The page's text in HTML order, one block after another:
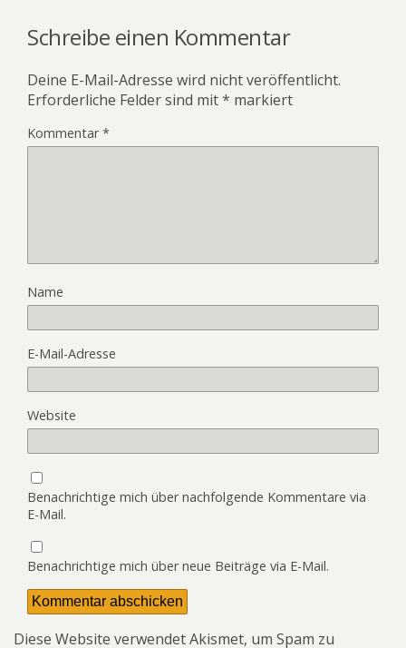
Schreibe einen Kommentar
Deine E-Mail-Adresse wird nicht veröffentlicht.
Erforderliche Felder sind mit* markiert
Kommentar*
Name
E-Mail-Adresse
Website
Benachrichtige mich über nachfolgende Kommentare via
E-Mail.
Benachrichtige mich über neue Beiträge via E-Mail.
Diese Website verwendet Akismet, um Spam zu